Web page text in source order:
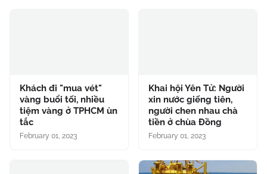
Khách đi "mua vét"
vàng buổi tối, nhiều
tiệm vàng ở TPHCM ùn
tắc
February 01, 2023
Khai hội Yên Tử: Người
xin nước giếng tiên,
người chen nhau chà
tiền ở chùa Đồng
February 01, 2023